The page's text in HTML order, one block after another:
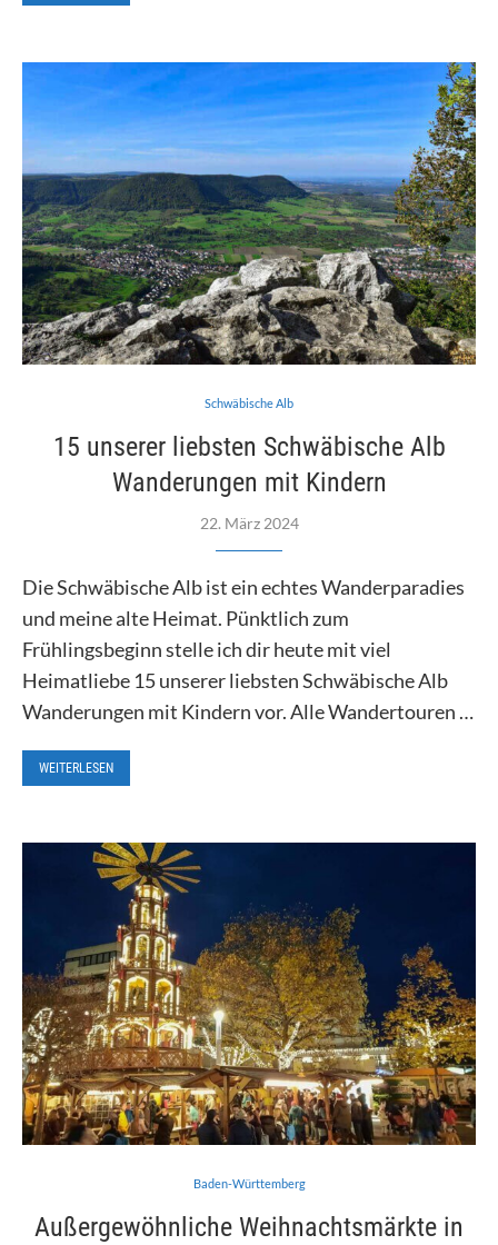
Schwäbische Alb
15 unserer liebsten Schwäbische Alb
Wanderungen mit Kindern
22. März 2024
Die Schwäbische Alb ist ein echtes Wanderparadies
und meine alte Heimat. Pünktlich zum
Frühlingsbeginn stelle ich dir heute mit viel
Heimatliebe 15 unserer liebsten Schwäbische Alb
Wanderungen mit Kindern vor. Alle Wandertouren …
WEITERLESEN
Baden-Württemberg
Außergewöhnliche Weihnachtsmärkte in